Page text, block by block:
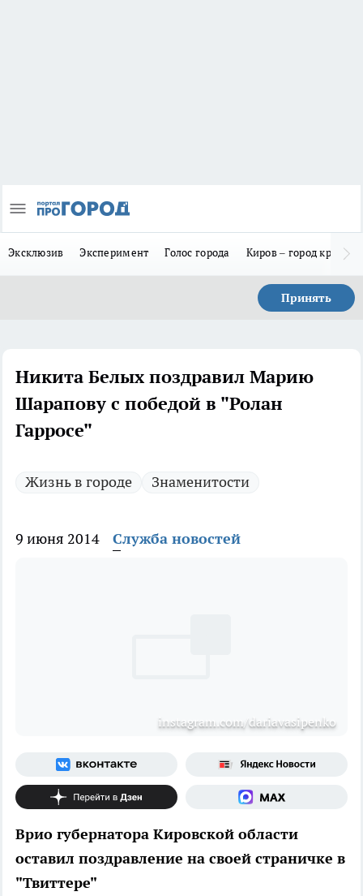
Эксклюзив Эксперимент Голос города Киров – город
Принять
Никита Белых поздравил Марию
Шарапову с победой в "Ролан
Гарросе"
Жизнь в городе Знаменитости
9 июня 2014 Служба новостей
instagram.com/dariavasipenko
Врио губернатора Кировской области
оставил поздравление на своей страничке в
"Твиттере"